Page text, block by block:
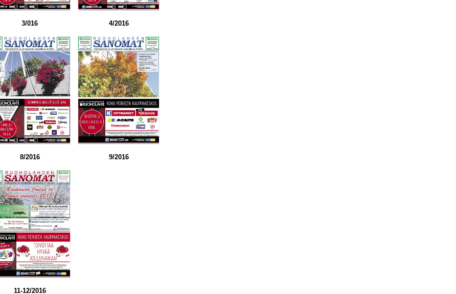
3/016 4/2016
8/2016 9/2016
11-12/2016